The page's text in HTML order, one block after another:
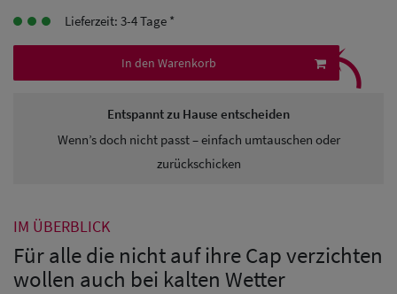
Herren UV-
Herren
Sonnenschilder
& Visoren
Lieferzeit: 3-4 Tage *
In den Warenkorb
Entspannt zu Hause entscheiden
Wenn’s doch nicht passt – einfach umtauschen oder
zurückschicken
⤹
IM ÜBERBLICK
Für alle die nicht auf ihre Cap verzichten
wollen auch bei kalten Wetter